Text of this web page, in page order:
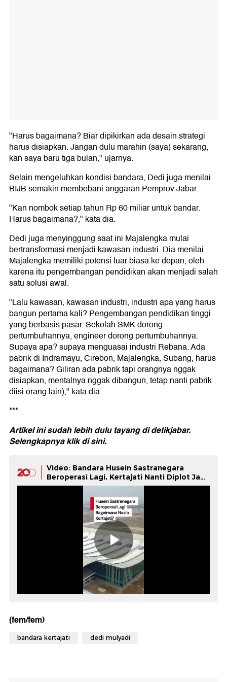
"Harus bagaimana? Biar dipikirkan ada desain strategi
harus disiapkan. Jangan dulu marahin (saya) sekarang,
kan saya baru tiga bulan," ujarnya.
Selain mengeluhkan kondisi bandara, Dedi juga menilai
BIJB semakin membebani anggaran Pemprov Jabar.
"Kan nombok setiap tahun Rp 60 miliar untuk bandar.
Harus bagaimana?," kata dia.
Dedi juga menyinggung saat ini Majalengka mulai
bertransformasi menjadi kawasan industri. Dia menilai
Majalengka memiliki potensi luar biasa ke depan, oleh
karena itu pengembangan pendidikan akan menjadi salah
satu solusi awal.
"Lalu kawasan, kawasan industri, industri apa yang harus
bangun pertama kali? Pengembangan pendidikan tinggi
yang berbasis pasar. Sekolah SMK dorong
pertumbuhannya, engineer dorong pertumbuhannya.
Supaya apa? supaya menguasai industri Rebana. Ada
pabrik di Indramayu, Cirebon, Majalengka, Subang, harus
bagaimana? Giliran ada pabrik tapi orangnya nggak
disiapkan, mentalnya nggak dibangun, tetap nanti pabrik
diisi orang lain)," kata dia.
***
Artikel ini sudah lebih dulu tayang di detikjabar.
Selengkapnya klik disini.
Video: Bandara Husein Sastranegara
Beroperasi Lagi, Kertajati Nanti Diplot Jadi
Bengkel Pesawat
(fem/fem)
bandara kertajati dedi mulyadi